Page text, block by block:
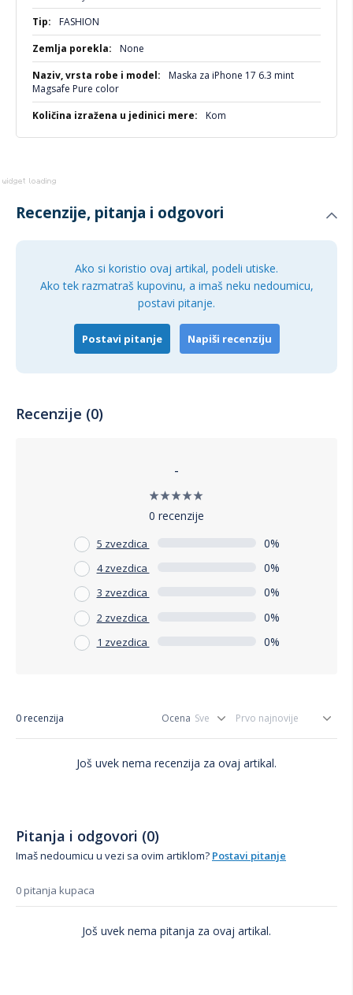
Sve koji vole minimalistički stil i pastelne boje
Korisnike koji koriste MagSafe dodatke
One koji žele pouzdanu zaštitu uz dozu šarma
Više
informacija
FASHION
None
Maska za iPhone 17 6.3 mint
Magsafe Pure color
Kom
Recenzije, pitanja i odgovori
Ako si koristio ovaj artikal, podeli utiske.
Ako tek razmatraš kupovinu, a imaš neku nedoumicu,
postavi pitanje.
Postavi pitanje Napiši recenziju
Recenzije (0)
-
0 recenzije
5 zvezdica 0%
4 zvezdica 0%
3 zvezdica 0%
2 zvezdica 0%
1 zvezdica 0%
0 recenzija Ocena
Još uvek nema recenzija za ovaj artikal.
Pitanja i odgovori (0)
Imaš nedoumicu u vezi sa ovim artiklom? Postavi pitanje
0 pitanja kupaca
Još uvek nema pitanja za ovaj artikal.